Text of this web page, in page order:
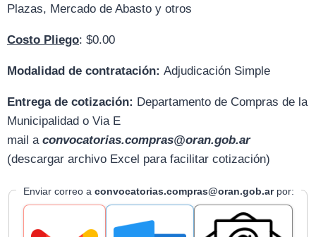
Plazas, Mercado de Abasto y otros
Costo Pliego: $0.00
Modalidad de contratación: Adjudicación Simple
Entrega de cotización: Departamento de Compras de la
Municipalidad o Via E
mail a convocatorias.compras@oran.gob.ar
(descargar archivo Excel para facilitar cotización)
Enviar correo a convocatorias.compras@oran.gob.arpor: